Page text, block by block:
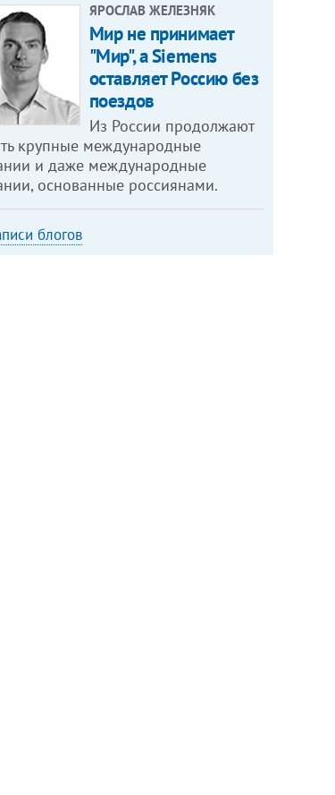
ЯРОСЛАВ ЖЕЛЕЗНЯК
Мир не принимает
"Мир", а Siemens
оставляет Россию без
поездов
Из России продолжают
крупные международные
и даже международные
основанные россиянами.
блогов